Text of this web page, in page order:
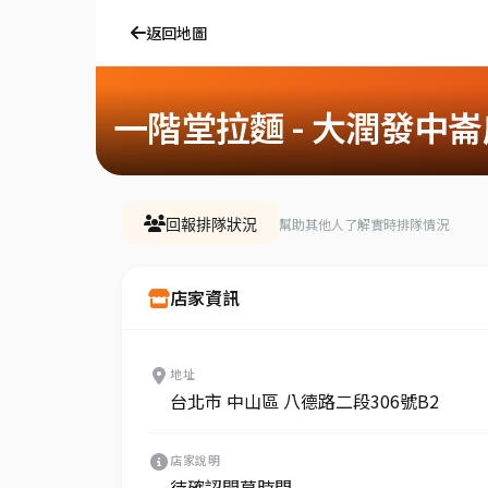
返回地圖
一階堂拉麵 - 大潤發中
回報排隊狀況 幫助其他人了解實時排隊情況
店家資訊
地址
台北市 中山區 八德路二段306號B2
店家說明